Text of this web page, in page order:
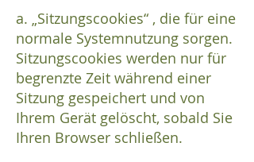
a. „Sitzungscookies“ , die für eine
normale Systemnutzung sorgen.
Sitzungscookies werden nur für
begrenzte Zeit während einer
Sitzung gespeichert und von
Ihrem Gerät gelöscht, sobald Sie
Ihren Browser schließen.